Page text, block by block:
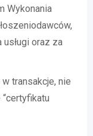
Wykonania
oraz za
transakcje, nie
“certyfikatu